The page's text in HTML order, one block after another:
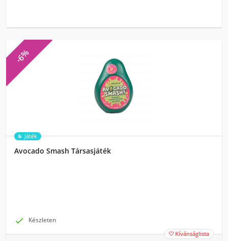
-6%
Játék
Avocado Smash Társasjáték
 Készleten
 Kívánságlista